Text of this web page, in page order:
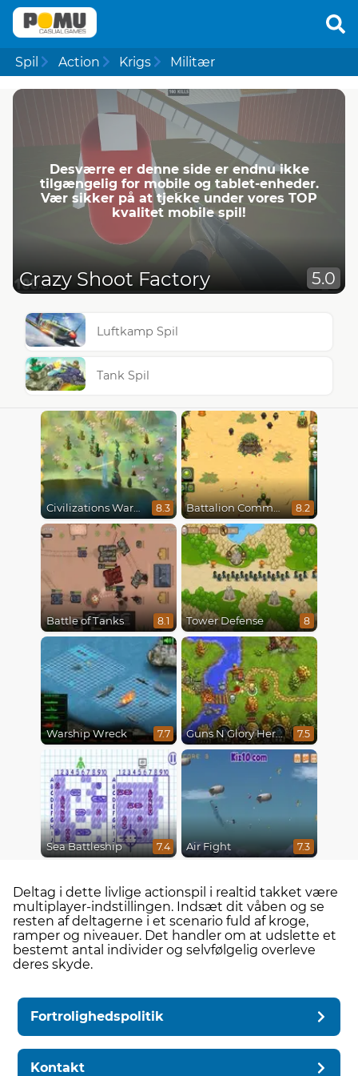
Spil Action Krigs Militær
Desværre er denne side er endnu ikke
tilgængelig for mobile og tablet-enheder.
Vær sikker på at tjekke under vores TOP
kvalitet mobile spil!
Crazy Shoot Factory 5.0
Luftkamp Spil
Tank Spil
Civilizations Wars Master Edition 8.3 Battalion Commander 8.2
Battle of Tanks 8.1 Tower Defense 8
Warship Wreck 7.7 Guns N Glory Heroes 7.5
Sea Battleship 7.4 Air Fight 7.3
Deltag i dette livlige actionspil i realtid takket være
multiplayer-indstillingen. Indsæt dit våben og se
resten af ​​deltagerne i et scenario fuld af kroge,
ramper og niveauer. Det handler om at udslette et
bestemt antal individer og selvfølgelig overleve
deres skyde.
Fortrolighedspolitik
Kontakt